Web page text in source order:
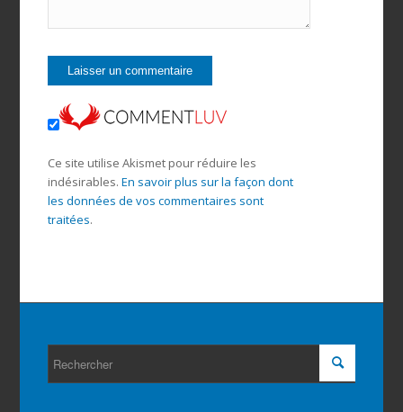
Ce site utilise Akismet pour réduire les
indésirables. En savoir plus sur la façon dont
les données de vos commentaires sont
traitées.